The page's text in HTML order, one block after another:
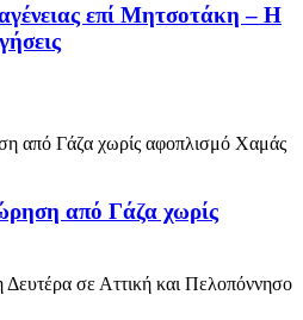
επί Μητσοτάκη – Η
από Γάζα χωρίς